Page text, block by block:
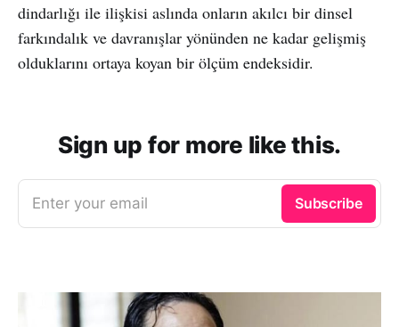
dindarlığı ile ilişkisi aslında onların akılcı bir dinsel
farkındalık ve davranışlar yönünden ne kadar gelişmiş
olduklarını ortaya koyan bir ölçüm endeksidir.
Sign up for more like this.
Enter your email Subscribe